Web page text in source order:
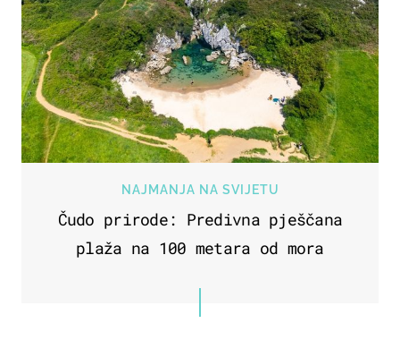
NAJMANJA NA SVIJETU
Čudo prirode: Predivna pješčana
plaža na 100 metara od mora